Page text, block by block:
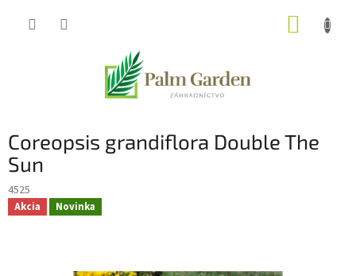
Coreopsis grandiflora Double The
Sun
4525
Akcia Novinka